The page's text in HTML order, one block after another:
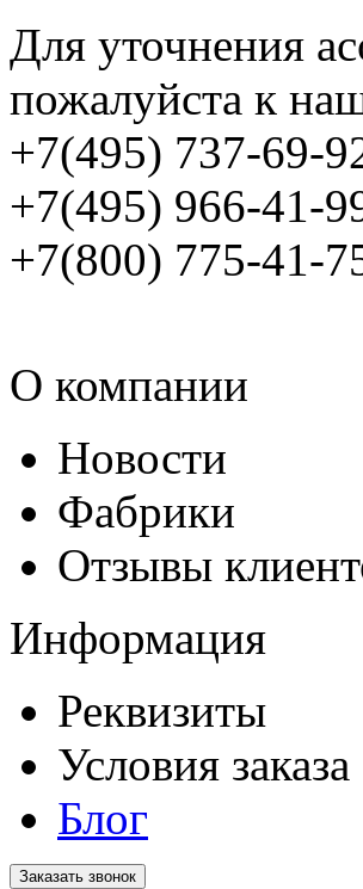
Для уточнения
пожалуйста к
+7(495) 737-69-
+7(495) 966-41-
+7(800) 775-41-
О компании
Новости
Фабрики
Отзывы
Информация
Реквизиты
Условия заказа
Блог
Заказать звонок